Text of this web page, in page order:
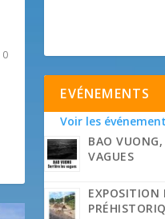
0
EVÉNEMENTS
Voir les
BAO VUONG,
VAGUES
EXPOSITION